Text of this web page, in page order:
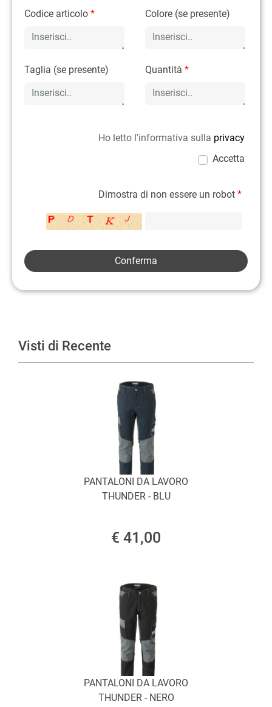
Codice articolo * Colore (se presente)
Taglia (se presente) Quantità*
Ho letto l'informativa sulla privacy
Accetta
Dimostra di non essere un robot *
Visti di Recente
PANTALONI DA LAVORO
THUNDER - BLU
€ 41,00
PANTALONI DA LAVORO
THUNDER - NERO